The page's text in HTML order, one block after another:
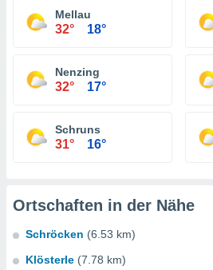
Mellau
32° 18°
Nenzing
32° 17°
Schruns
31° 16°
Ortschaften in der Nähe
Schröcken (6.53 km)
Klösterle (7.78 km)